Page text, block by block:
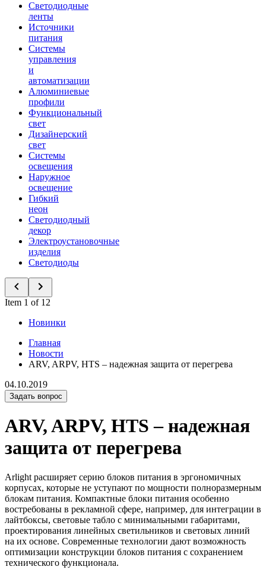
Светодиодные
ленты
Источники
питания
Системы
управления
и
автоматизации
Алюминиевые
профили
Функциональный
свет
Дизайнерский
свет
Системы
освещения
Наружное
освещение
Гибкий
неон
Светодиодный
декор
Электроустановочные
изделия
Светодиоды
Item 1 of 12
Новинки
Главная
Новости
ARV, ARPV, HTS – надежная защита от перегрева
04.10.2019
Задать вопрос
ARV, ARPV, HTS – надежная
защита от перегрева
Arlight расширяет серию блоков питания в эргономичных
корпусах, которые не уступают по мощности полноразмерным
блокам питания. Компактные блоки питания особенно
востребованы в рекламной сфере, например, для интеграции в
лайтбоксы, световые табло с минимальными габаритами,
проектирования линейных светильников и световых линий
на их основе. Современные технологии дают возможность
оптимизации конструкции блоков питания с сохранением
технического функционала.